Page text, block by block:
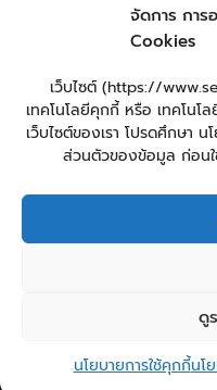
จัดการ การ
Cookies
เว็บไซต์ (https://
เทคโนโลยีคุกกี้ หรือ เทคโน
เว็บไซต์ของเรา โปรดศึกษา
ส่วนตัวของข้อมูล ก่อนใ
ดู
นโยบายการใช้คุกกี้นโ
LopburiWebdesign.com
Login
เข้าสู่ระบบ
หน้าหลัก ยื่นคำร้องทั่วไป
ศูน